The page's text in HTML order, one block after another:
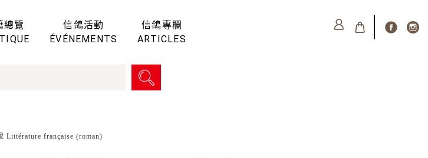
總覽 信鴿活動
ÉVÉNEMENTS
信鴿專欄
ARTICLES
Littérature française (roman)